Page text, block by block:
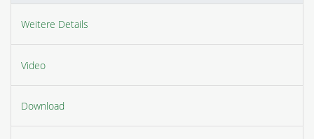
Weitere Details
Video
Download